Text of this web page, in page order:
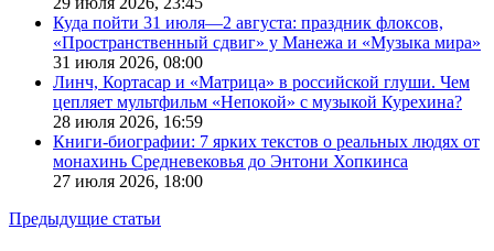
Куда пойти 31 июля—2 августа: праздник флоксов,
«Пространственный сдвиг» у Манежа и «Музыка мира»
31 июля 2026, 08:00
Линч, Кортасар и «Матрица» в российской глуши. Чем
цепляет мультфильм «Непокой» с музыкой Курехина?
28 июля 2026, 16:59
Книги-биографии: 7 ярких текстов о реальных людях от
монахинь Средневековья до Энтони Хопкинса
27 июля 2026, 18:00
Предыдущие статьи